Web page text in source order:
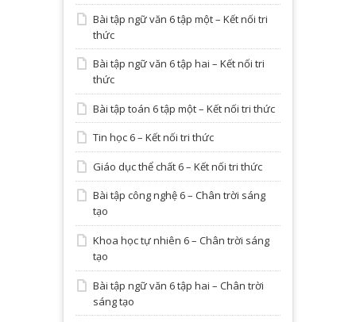
Bài tập ngữ văn 6 tập một – Kết nối tri
thức
Bài tập ngữ văn 6 tập hai – Kết nối tri
thức
Bài tập toán 6 tập một – Kết nối tri thức
Tin học 6 – Kết nối tri thức
Giáo dục thể chất 6 – Kết nối tri thức
Bài tập công nghệ 6 – Chân trời sáng
tạo
Khoa học tự nhiên 6 – Chân trời sáng
tạo
Bài tập ngữ văn 6 tập hai – Chân trời
sáng tạo